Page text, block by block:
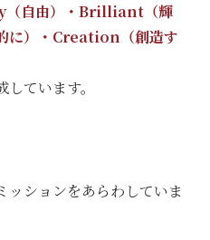
自由）・Brilliant（輝
）・Creation（創造す
ています。
ッションをあらわしていま